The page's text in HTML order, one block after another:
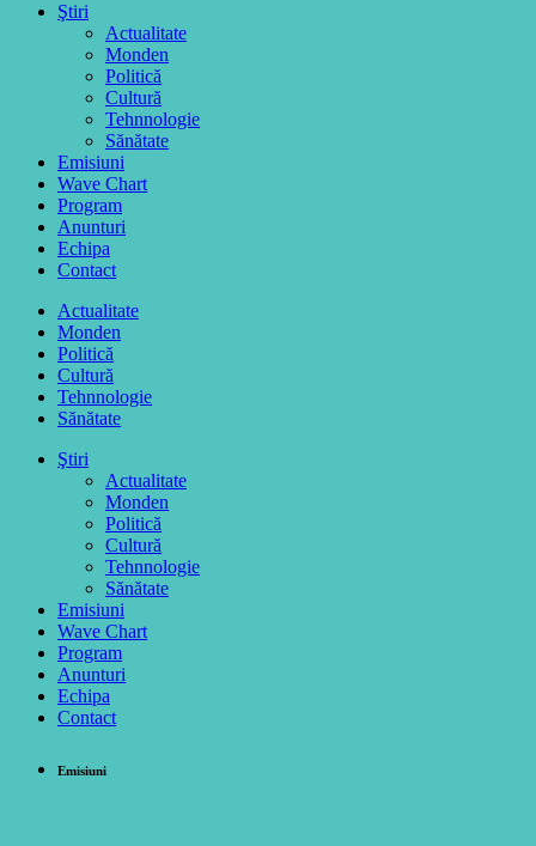
Ştiri
Actualitate
Monden
Politică
Cultură
Tehnnologie
Sănătate
Emisiuni
Wave Chart
Program
Anunturi
Echipa
Contact
Actualitate
Monden
Politică
Cultură
Tehnnologie
Sănătate
Ştiri
Actualitate
Monden
Politică
Cultură
Tehnnologie
Sănătate
Emisiuni
Wave Chart
Program
Anunturi
Echipa
Contact
Emisiuni